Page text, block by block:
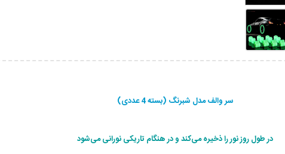
سر والف مدل شبرنگ (بسته 4 عددی)
در طول روز نور را ذخیره می‌کند و در هنگام تاریکی نورانی می‌شود